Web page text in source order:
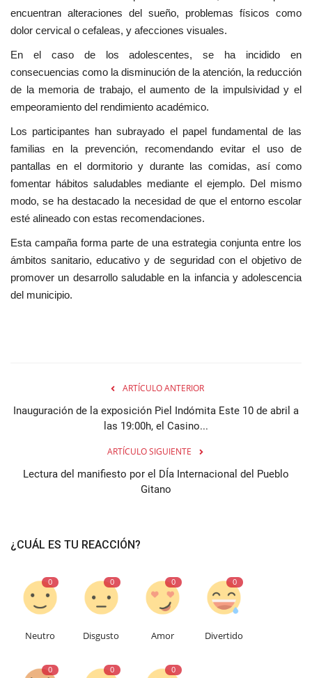
encuentran alteraciones del sueño, problemas físicos como
dolor cervical o cefaleas, y afecciones visuales.
En el caso de los adolescentes, se ha incidido en
consecuencias como la disminución de la atención, la reducción
de la memoria de trabajo, el aumento de la impulsividad y el
empeoramiento del rendimiento académico.
Los participantes han subrayado el papel fundamental de las
familias en la prevención, recomendando evitar el uso de
pantallas en el dormitorio y durante las comidas, así como
fomentar hábitos saludables mediante el ejemplo. Del mismo
modo, se ha destacado la necesidad de que el entorno escolar
esté alineado con estas recomendaciones.
Esta campaña forma parte de una estrategia conjunta entre los
ámbitos sanitario, educativo y de seguridad con el objetivo de
promover un desarrollo saludable en la infancia y adolescencia
del municipio.
ARTÍCULO ANTERIOR
Inauguración de la exposición Piel Indómita Este 10 de abril a
las 19:00h, el Casino...
ARTÍCULO SIGUIENTE
Lectura del manifiesto por el DÍa Internacional del Pueblo
Gitano
¿CUÁL ES TU REACCIÓN?
0
Neutro
0
Disgusto
0
Amor
0
Divertido
0 0 0